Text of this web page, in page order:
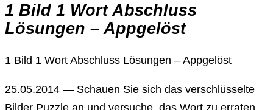
1 Bild 1 Wort Abschluss
Lösungen – Appgelöst
1 Bild 1 Wort Abschluss Lösungen – Appgelöst
25.05.2014 — Schauen Sie sich das verschlüsselte
Bilder Puzzle an und versuche, das Wort zu erraten.